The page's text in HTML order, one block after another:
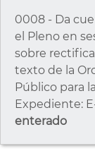
0008 - Da
el Pleno en
sobre
texto de la
Público para
Expediente:
enterado